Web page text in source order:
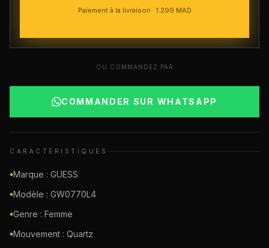
Paiement à la livraison · 1.299 MAD
OU COMMANDEZ PAR
COMMANDER SUR WHATSAPP
CARACTÉRISTIQUES
◆Marque : GUESS
◆Modèle : GW0770L4
◆Genre : Femme
◆Mouvement : Quartz